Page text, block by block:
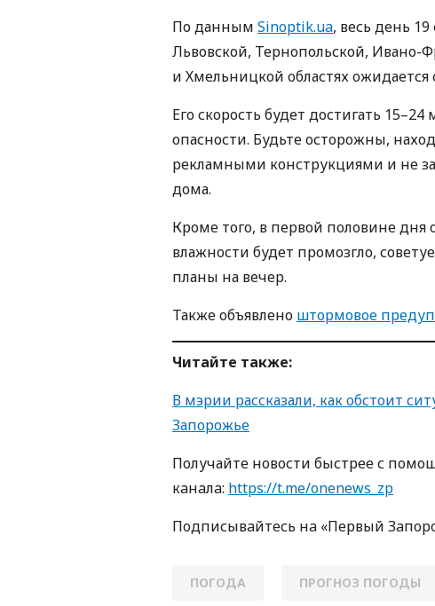
По данным Sinoptik.ua, весь день
Львовской, Тернопольской, Ивано-
и Хмельницкой областях
Его скорость будет достигать
опасности. Будьте осторожны,
рекламными конструкциями и не
дома.
Кроме того, в первой половине
влажности будет промозгло,
планы на вечер.
Также объявлено штормовое
Читайте также:
В мэрии рассказали, как обстоит
Запорожье
Получайте новости быстрее с
кaнaлa: https://t.me/onenews_zp
Пoдписывaйтесь нa «Первый
ПОГОДА ПРОГНОЗ ПОГОДЫ